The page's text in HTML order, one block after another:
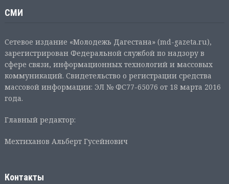
СМИ
Сетевое издание «Молодежь Дагестана» (md-gazeta.ru),
зарегистрирован Федеральной службой по надзору в
сфере связи, информационных технологий и массовых
коммуникаций. Свидетельство о регистрации средства
массовой информации: ЭЛ № ФС77-65076 от 18 марта 2016
года.
Главный редактор:
Мехтиханов Альберт Гусейнович
Контакты